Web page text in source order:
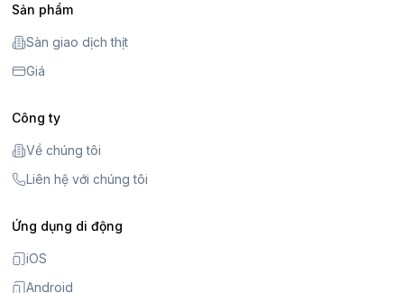
Sản phẩm
Sàn giao dịch thịt
Giá
Công ty
Về chúng tôi
Liên hệ với chúng tôi
Ứng dụng di động
iOS
Android